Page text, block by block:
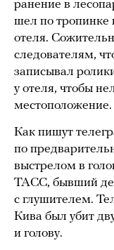
ранение в
шел по тропинке
отеля.
следователям,
записывал
у отеля, чтобы
местоположение.
Как пишут
по
выстрелом в
ТАСС, бывший
с глушителем.
Кива был убит
и голову.